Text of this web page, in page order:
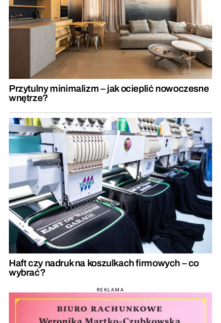
Przytulny minimalizm – jak ocieplić nowoczesne
wnętrze?
Haft czy nadruk na koszulkach firmowych – co
wybrać?
REKLAMA